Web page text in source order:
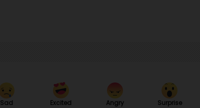
Sad Excited Angry Surprise